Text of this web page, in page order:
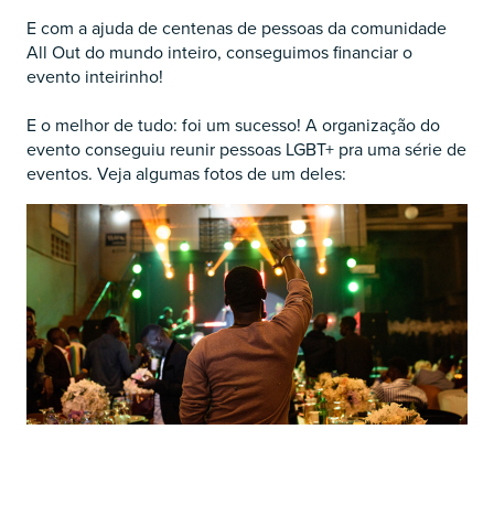
E com a ajuda de centenas de pessoas da comunidade
All Out do mundo inteiro, conseguimos financiar o
evento inteirinho!
E o melhor de tudo: foi um sucesso! A organização do
evento conseguiu reunir pessoas LGBT+ pra uma série de
eventos. Veja algumas fotos de um deles: